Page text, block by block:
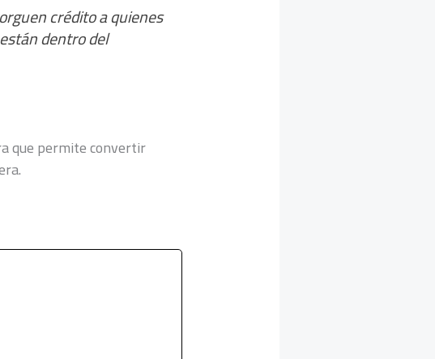
crédito a quienes
dentro del
que permite convertir